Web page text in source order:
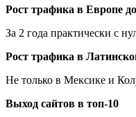
Рост трафика в Европе
За 2 года практически с
Рост трафика в
Не только в Мексике и
Выход сайтов в топ-10